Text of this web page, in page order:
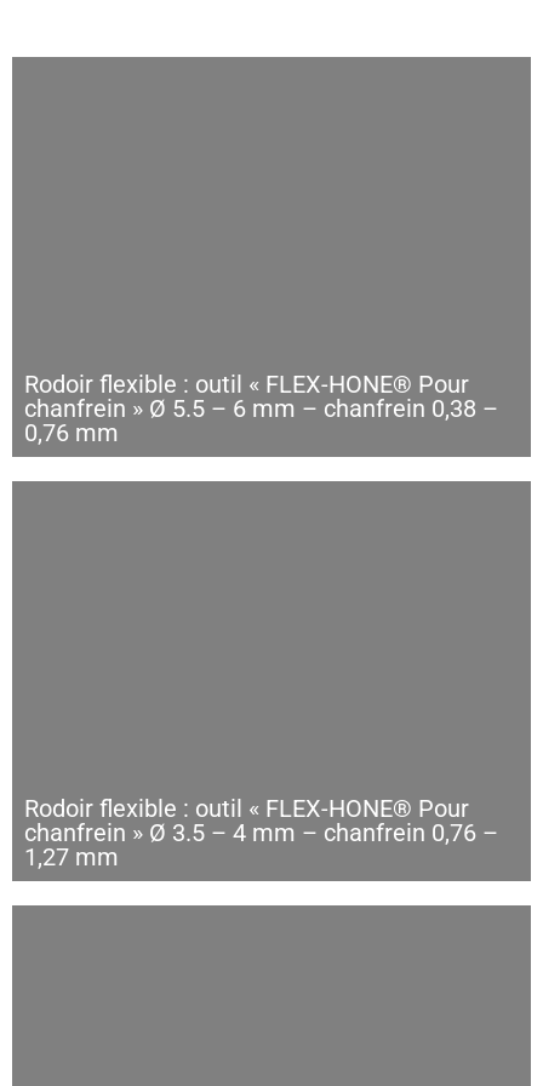
Rodoir flexible : outil « FLEX-HONE® Pour
chanfrein » Ø 5.5 – 6 mm – chanfrein 0,38 –
0,76 mm
Rodoir flexible : outil « FLEX-HONE® Pour
chanfrein » Ø 3.5 – 4 mm – chanfrein 0,76 –
1,27 mm